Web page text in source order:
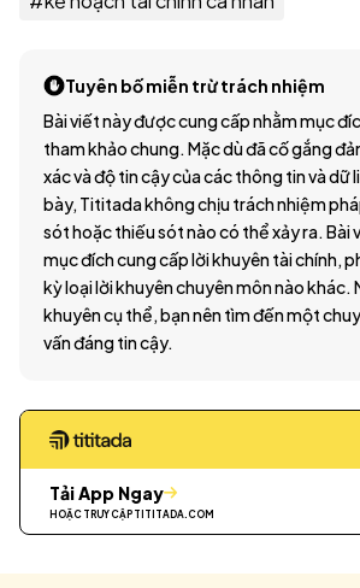
Tuyên bố miễn trừ trách nhiệm
Bài viết này được cung cấp nhằm mục
tham khảo chung. Mặc dù đã cố gắng
xác và độ tin cậy của các thông tin và dữ
bày, Tititada không chịu trách nhiệm
sót hoặc thiếu sót nào có thể xảy ra. Bài
mục đích cung cấp lời khuyên tài chính,
kỳ loại lời khuyên chuyên môn nào khác.
khuyên cụ thể, bạn nên tìm đến một
vấn đáng tin cậy.
Tải App Ngay
HOẶC TRUY CẬP TITITADA.COM